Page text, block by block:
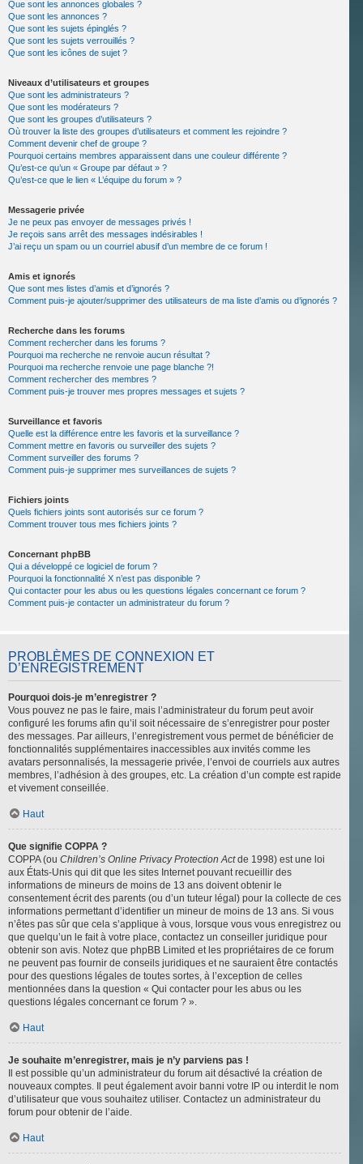
Que sont les annonces globales ?
Que sont les annonces ?
Que sont les sujets épinglés ?
Que sont les sujets verrouillés ?
Que sont les icônes de sujet ?
Niveaux d’utilisateurs et groupes
Que sont les administrateurs ?
Que sont les modérateurs ?
Que sont les groupes d’utilisateurs ?
Où trouver la liste des groupes d’utilisateurs et comment les rejoindre ?
Comment devenir chef de groupe ?
Pourquoi certains membres apparaissent dans une couleur différente ?
Qu’est-ce qu’un « Groupe par défaut » ?
Qu’est-ce que le lien « L’équipe du forum » ?
Messagerie privée
Je ne peux pas envoyer de messages privés !
Je reçois sans arrêt des messages indésirables !
J’ai reçu un spam ou un courriel abusif d’un membre de ce forum !
Amis et ignorés
Que sont mes listes d’amis et d’ignorés ?
Comment puis-je ajouter/supprimer des utilisateurs de ma liste d’amis ou d’ignorés ?
Recherche dans les forums
Comment rechercher dans les forums ?
Pourquoi ma recherche ne renvoie aucun résultat ?
Pourquoi ma recherche renvoie une page blanche ?!
Comment rechercher des membres ?
Comment puis-je trouver mes propres messages et sujets ?
Surveillance et favoris
Quelle est la différence entre les favoris et la surveillance ?
Comment mettre en favoris ou surveiller des sujets ?
Comment surveiller des forums ?
Comment puis-je supprimer mes surveillances de sujets ?
Fichiers joints
Quels fichiers joints sont autorisés sur ce forum ?
Comment trouver tous mes fichiers joints ?
Concernant phpBB
Qui a développé ce logiciel de forum ?
Pourquoi la fonctionnalité X n’est pas disponible ?
Qui contacter pour les abus ou les questions légales concernant ce forum ?
Comment puis-je contacter un administrateur du forum ?
PROBLÈMES DE CONNEXION ET
D’ENREGISTREMENT
Pourquoi dois-je m’enregistrer ?
Vous pouvez ne pas le faire, mais l’administrateur du forum peut avoir
configuré les forums afin qu’il soit nécessaire de s’enregistrer pour poster
des messages. Par ailleurs, l’enregistrement vous permet de bénéficier de
fonctionnalités supplémentaires inaccessibles aux invités comme les
avatars personnalisés, la messagerie privée, l’envoi de courriels aux autres
membres, l’adhésion à des groupes, etc. La création d’un compte est rapide
et vivement conseillée.
Haut
Que signifie COPPA ?
COPPA (ou Children’s Online Privacy Protection Actde 1998) est une loi
aux États-Unis qui dit que les sites Internet pouvant recueillir des
informations de mineurs de moins de 13 ans doivent obtenir le
consentement écrit des parents (ou d’un tuteur légal) pour la collecte de ces
informations permettant d’identifier un mineur de moins de 13 ans. Si vous
n’êtes pas sûr que cela s’applique à vous, lorsque vous vous enregistrez ou
que quelqu’un le fait à votre place, contactez un conseiller juridique pour
obtenir son avis. Notez que phpBB Limited et les propriétaires de ce forum
ne peuvent pas fournir de conseils juridiques et ne sauraient être contactés
pour des questions légales de toutes sortes, à l’exception de celles
mentionnées dans la question « Qui contacter pour les abus ou les
questions légales concernant ce forum ? ».
Haut
Je souhaite m’enregistrer, mais je n’y parviens pas !
Il est possible qu’un administrateur du forum ait désactivé la création de
nouveaux comptes. Il peut également avoir banni votre IP ou interdit le nom
d’utilisateur que vous souhaitez utiliser. Contactez un administrateur du
forum pour obtenir de l’aide.
Haut